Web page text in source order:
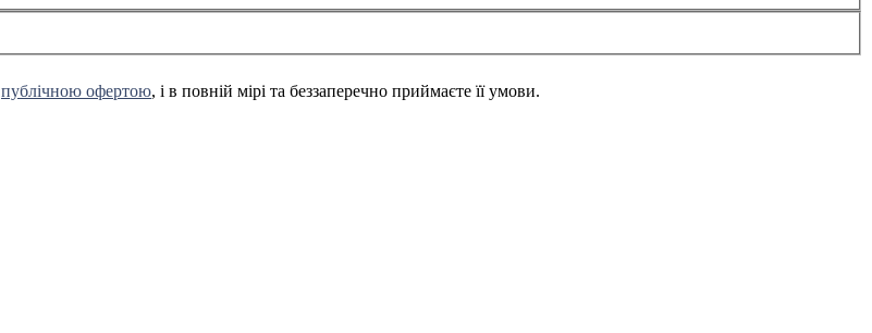
публічною офертою, і в повній мірі та беззаперечно приймаєте її умови.